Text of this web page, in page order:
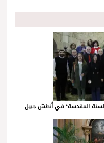
السنة المقدسة* في أنطش جبيل